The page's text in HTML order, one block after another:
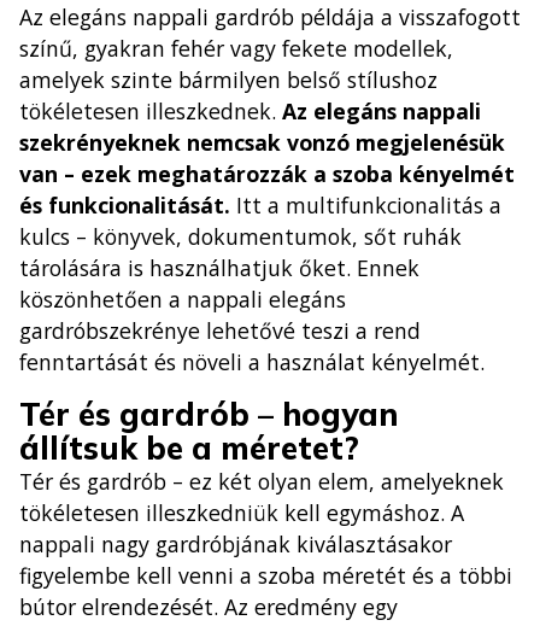
Az elegáns nappali gardrób példája a visszafogott
színű, gyakran fehér vagy fekete modellek,
amelyek szinte bármilyen belső stílushoz
tökéletesen illeszkednek. Az elegáns nappali
szekrényeknek nemcsak vonzó megjelenésük
van – ezek meghatározzák a szoba kényelmét
és funkcionalitását. Itt a multifunkcionalitás a
kulcs – könyvek, dokumentumok, sőt ruhák
tárolására is használhatjuk őket. Ennek
köszönhetően a nappali elegáns
gardróbszekrénye lehetővé teszi a rend
fenntartását és növeli a használat kényelmét.
Tér és gardrób – hogyan
állítsuk be a méretet?
Tér és gardrób – ez két olyan elem, amelyeknek
tökéletesen illeszkedniük kell egymáshoz. A
nappali nagy gardróbjának kiválasztásakor
figyelembe kell venni a szoba méretét és a többi
bútor elrendezését. Az eredmény egy